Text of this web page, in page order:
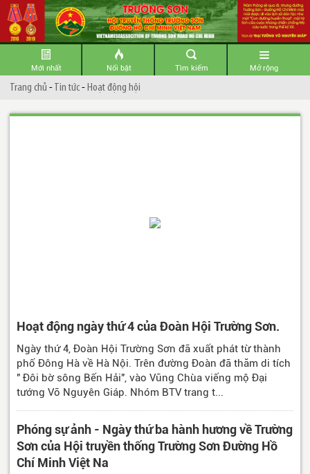
Mới nhất Nổi bật Tìm kiếm Mở rộng
Trang chủ -Tin tức- Hoạt động hội
Hoạt động ngày thứ 4 của Đoàn Hội Trường Sơn.
Ngày thứ 4, Đoàn Hội Trường Sơn đã xuất phát từ thành
phố Đông Hà về Hà Nội. Trên đường Đoàn đã thăm di tích
" Đôi bờ sông Bến Hải", vào Vũng Chùa viếng mộ Đại
tướng Võ Nguyên Giáp. Nhóm BTV trang t...
Phóng sự ảnh - Ngày thứ ba hành hương về Trường
Sơn của Hội truyền thống Trường Sơn Đường Hồ
Chí Minh Việt Na